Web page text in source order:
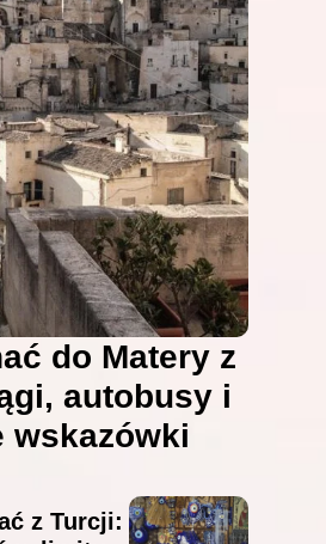
do Matery z
autobusy i
wskazówki
z Turcji: